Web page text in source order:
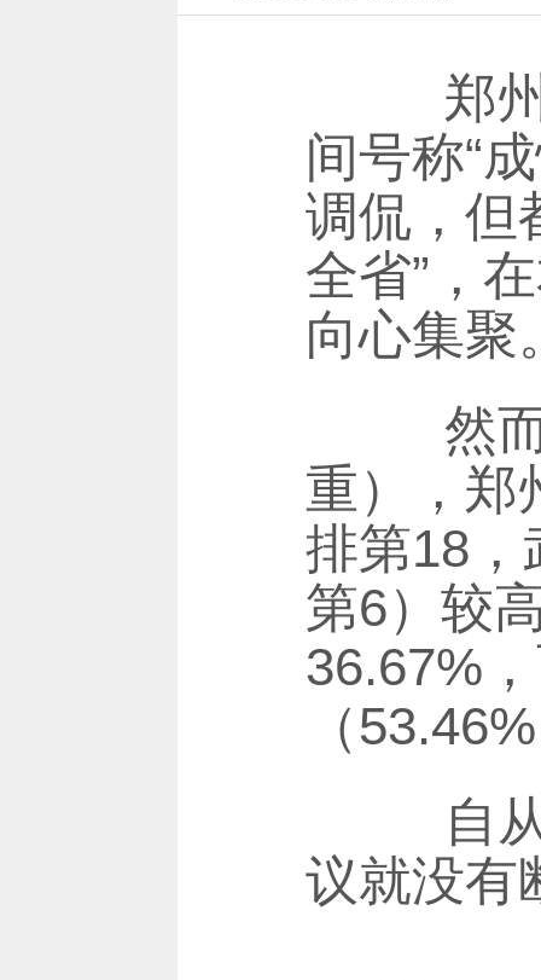
郑州
间号称“
调侃，但
全省”，
向心集聚
然而
重），郑
排第18，
第6）较
36.67%
（
自从“
议就没有